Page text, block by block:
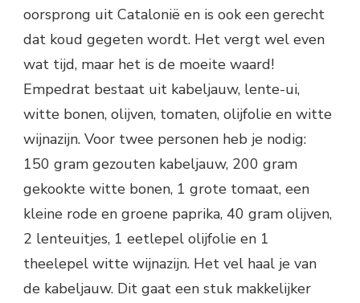
oorsprong uit Catalonië en is ook een gerecht
dat koud gegeten wordt. Het vergt wel even
wat tijd, maar het is de moeite waard!
Empedrat bestaat uit kabeljauw, lente-ui,
witte bonen, olijven, tomaten, olijfolie en witte
wijnazijn. Voor twee personen heb je nodig:
150 gram gezouten kabeljauw, 200 gram
gekookte witte bonen, 1 grote tomaat, een
kleine rode en groene paprika, 40 gram olijven,
2 lenteuitjes, 1 eetlepel olijfolie en 1
theelepel witte wijnazijn. Het vel haal je van
de kabeljauw. Dit gaat een stuk makkelijker